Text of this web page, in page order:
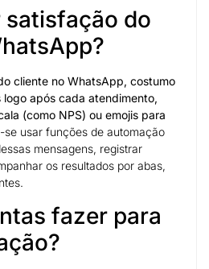
satisfação do
cliente no WhatsApp, costumo
após cada atendimento,
(como NPS) ou emojis para
se usar funções de automação
mensagens, registrar
os resultados por abas,
fazer para